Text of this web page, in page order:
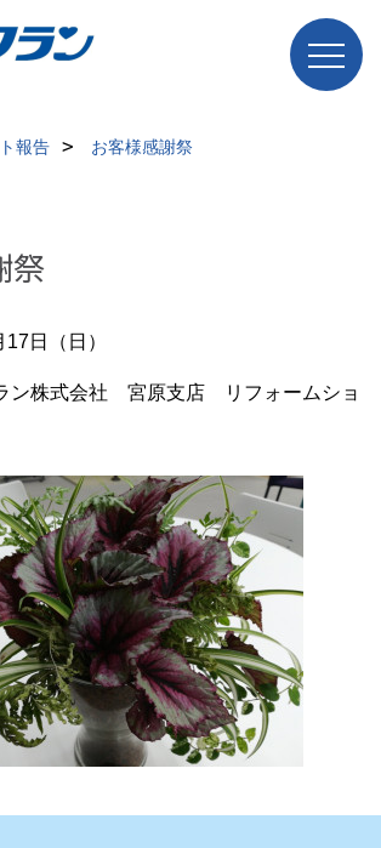
報告 お客様感謝祭
祭
日（日）
ン株式会社 宮原支店 リフォームショ